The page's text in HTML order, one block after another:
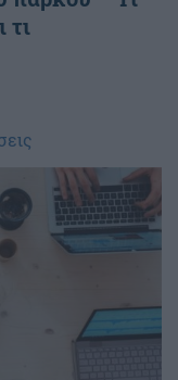
τι